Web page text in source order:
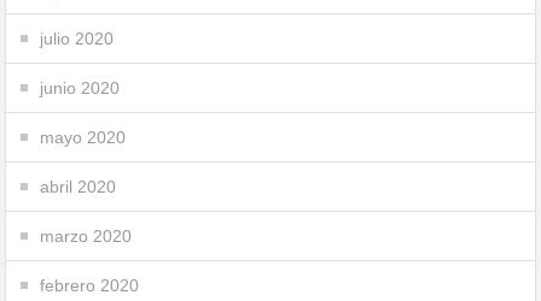
julio 2020
junio 2020
mayo 2020
abril 2020
marzo 2020
febrero 2020